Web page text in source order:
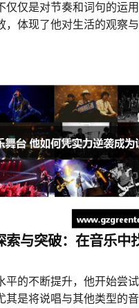
仅仅是对节奏和词句的运
，体现了他对生活的观察
索与突破：在音乐中
平的不断提升，他开始尝
其是将说唱与其他类型的